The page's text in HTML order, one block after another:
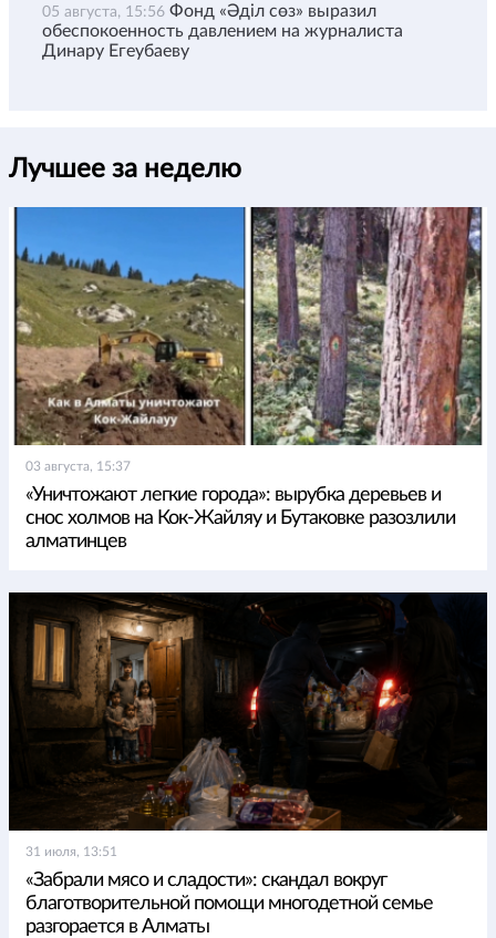
05 августа, 15:56 Фонд «Әділ сөз» выразил
обеспокоенность давлением на журналиста
Динару Егеубаеву
Лучшее за неделю
03 августа, 15:37
«Уничтожают легкие города»: вырубка деревьев и
снос холмов на Кок-Жайляу и Бутаковке разозлили
алматинцев
31 июля, 13:51
«Забрали мясо и сладости»: скандал вокруг
благотворительной помощи многодетной семье
разгорается в Алматы